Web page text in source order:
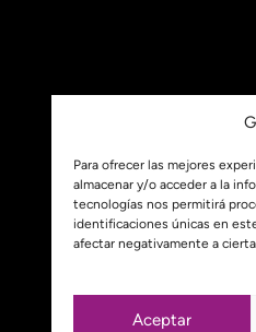
Para ofrecer las mejores
almacenar y/o acceder a la
tecnologías nos permitirá
identificaciones únicas en
afectar negativamente a
Aceptar